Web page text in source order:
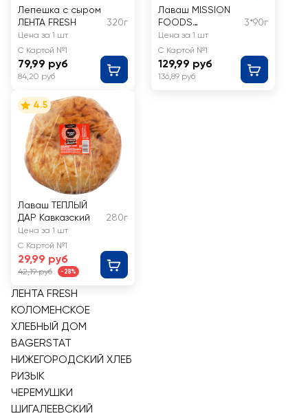
Лепешка с сыром
ЛЕНТА FRESH
320г
Цена за 1 шт
С Картой №1
79,99 руб
84,20 руб
Лаваш MISSION
FOODS
Оригинальный,
3х90г
3*90г
Цена за 1 шт
С Картой №1
129,99 руб
136,89 руб
4.5
Лаваш ТЕПЛЫЙ
ДАР Кавказский
280г
Цена за 1 шт
С Картой №1
29,99 руб
42,19 руб -28%
ЛЕНТА FRESH
КОЛОМЕНСКОЕ
ХЛЕБНЫЙ ДОМ
BAGERSTAT
НИЖЕГОРОДСКИЙ ХЛЕБ
РИЗЫК
ЧЕРЕМУШКИ
ШИГАЛЕЕВСКИЙ